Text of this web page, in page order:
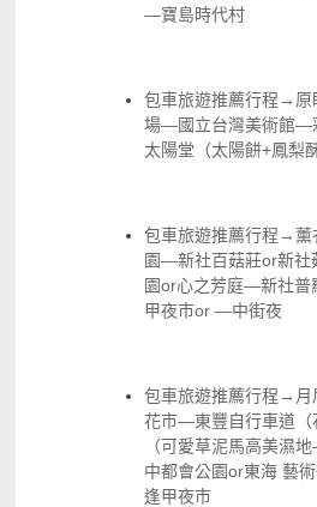
—寶島時代村
包車旅遊推薦行程→
場—國立台灣美術館—
太陽堂（太陽餅+鳳梨
包車旅遊推薦行程→薰
園—新社百菇莊or新
園or心之芳庭—新社
甲夜市or —中街夜
包車旅遊推薦行程→
花市—東豐自行車道
（可愛草泥馬高美濕
中都會公園or東海 藝
逢甲夜市